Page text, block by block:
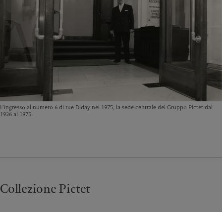
L’ingresso al numero 6 di rue Diday nel 1975, la sede centrale del Gruppo Pictet dal
1926 al 1975.
Collezione Pictet